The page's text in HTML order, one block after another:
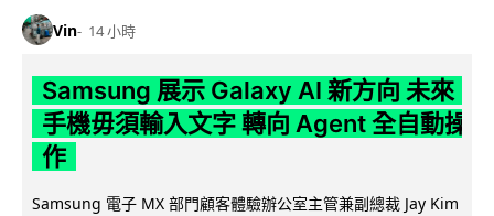
Vin 14 小時
Samsung 展示 Galaxy AI 新方向 未來
手機毋須輸入文字 轉向 Agent 全自動操
作
Samsung 電子 MX 部門顧客體驗辦公室主管兼副總裁 Jay Kim